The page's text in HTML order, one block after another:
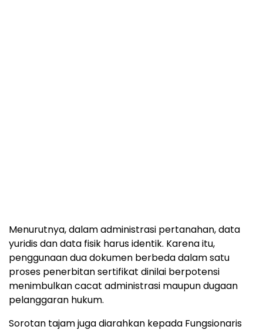
Menurutnya, dalam administrasi pertanahan, data
yuridis dan data fisik harus identik. Karena itu,
penggunaan dua dokumen berbeda dalam satu
proses penerbitan sertifikat dinilai berpotensi
menimbulkan cacat administrasi maupun dugaan
pelanggaran hukum.
Sorotan tajam juga diarahkan kepada Fungsionaris